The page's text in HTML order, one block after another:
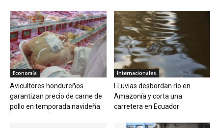
Economía
Avicultores hondureños
garantizan precio de carne de
pollo en temporada navideña
Internacionales
LLuvias desbordan río en
Amazonía y corta una
carretera en Ecuador